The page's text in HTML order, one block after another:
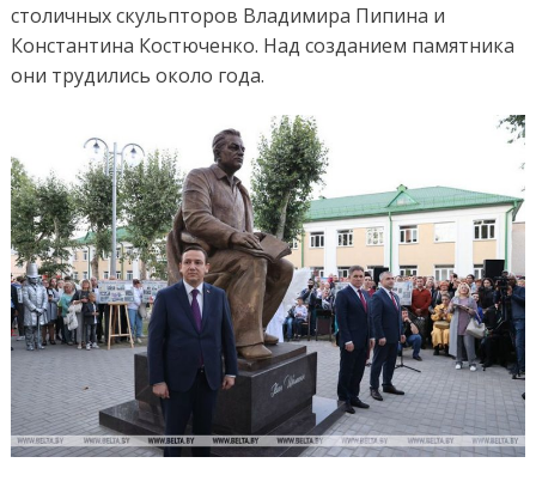
столичных скульпторов Владимира Пипина и
Константина Костюченко. Над созданием памятника
они трудились около года.